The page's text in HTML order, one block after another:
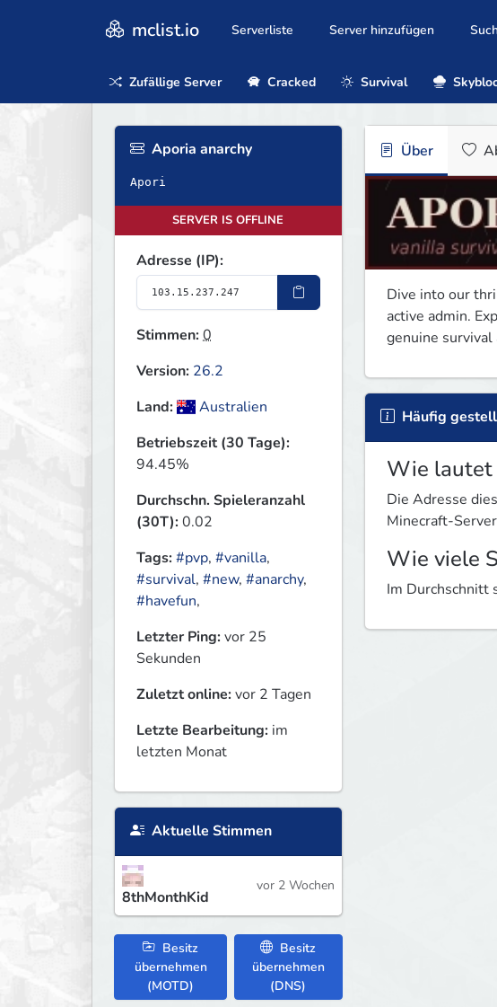
mclist.io Serverliste Server hinzufügen
Zufällige Server Cracked Survival
Aporia anarchy
Apori
SERVER IS OFFLINE
Adresse (IP):
Stimmen:0
Version: 26.2
Land:
Australien
Betriebszeit (30 Tage):
94.45%
Durchschn. Spieleranzahl
(30T):0.02
Tags:#pvp, #vanilla,
#survival, #new, #anarchy,
#havefun,
Letzter Ping:vor 25
Sekunden
Zuletzt online:vor 2 Tagen
Letzte Bearbeitung: im
letzten Monat
Aktuelle Stimmen
8thMonthKid
vor 2 Wochen
Besitz
übernehmen
(MOTD)
Besitz
übernehmen
(DNS)
Über
Dive into our
active admin.
genuine
Häufig
Wie lautet
Die Adresse
Minecraft-
Wie viele
Im Durchschnitt